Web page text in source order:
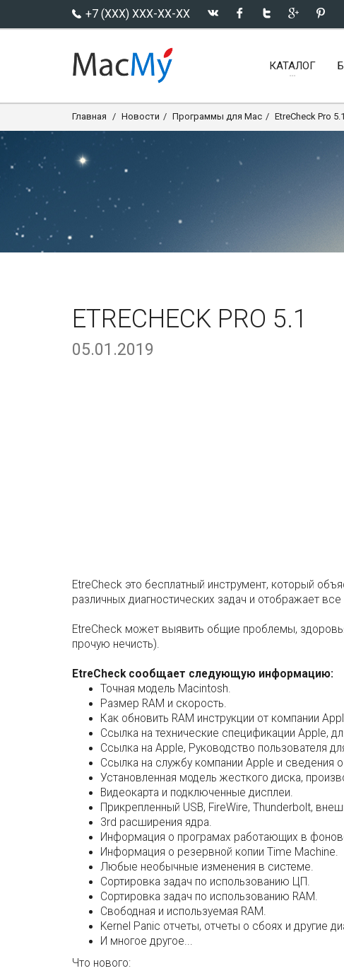
+7 (XXX) XXX-XX-XX
КАТАЛОГ
Главная Новости Программы для Mac EtreCheck Pro 5.1
ETRECHECK PRO 5.1
05.01.2019
EtreCheck это бесплатный инструмент, который
различных диагностических задач и отображает
EtreCheck может выявить общие проблемы,
прочую нечисть).
EtreCheck сообщает следующую информацию:
Точная модель Macintosh.
Размер RAM и скорость.
Как обновить RAM инструкции от компании
Ссылка на технические спецификации Apple,
Ссылка на Apple, Руководство пользователя
Ссылка на службу компании Apple и сведения
Установленная модель жесткого диска,
Видеокарта и подключенные дисплеи.
Прикрепленный USB, FireWire, Thunderbolt,
3rd расширения ядра.
Информация о програмах работающих в
Информация о резервной копии Time Machine.
Любые необычные изменения в системе.
Сортировка задач по использованию ЦП.
Сортировка задач по использованию RAM.
Свободная и используемая RAM.
Kernel Panic отчеты, отчеты о сбоях и другие
И многое другое...
Что нового: